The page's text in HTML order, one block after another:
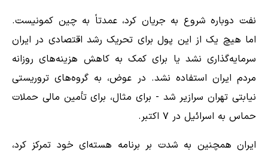
نفت دوباره شروع به جریان کرد، عمدتاً به چین کمونیست.
اما هیچ یک از این پول برای تحریک رشد اقتصادی در ایران
سرمایه‌گذاری نشد یا برای کمک به کاهش هزینه‌های روزانه
مردم ایران استفاده نشد. در عوض، به گروه‌های تروریستی
نیابتی تهران سرازیر شد - برای مثال، برای تأمین مالی حملات
حماس به اسرائیل در ۷ اکتبر.
ایران همچنین به شدت بر برنامه هسته‌ای خود تمرکز کرد،